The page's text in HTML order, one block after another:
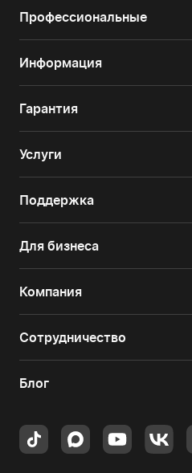
Профессиональные
Информация
Гарантия
Услуги
Поддержка
Для бизнеса
Компания
Сотрудничество
Блог